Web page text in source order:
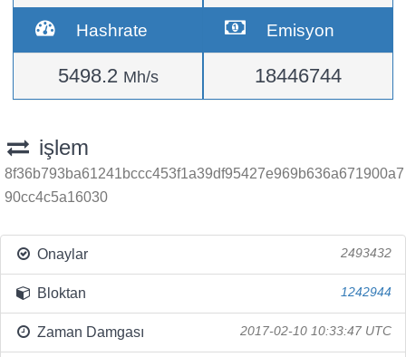
Hashrate
5498.2 Mh/s
Emisyon
18446744
işlem
8f36b793ba61241bccc453f1a39df95427e969b636a671900a7
90cc4c5a16030
Onaylar 2493432
Bloktan 1242944
Zaman Damgası 2017-02-10 10:33:47 UTC